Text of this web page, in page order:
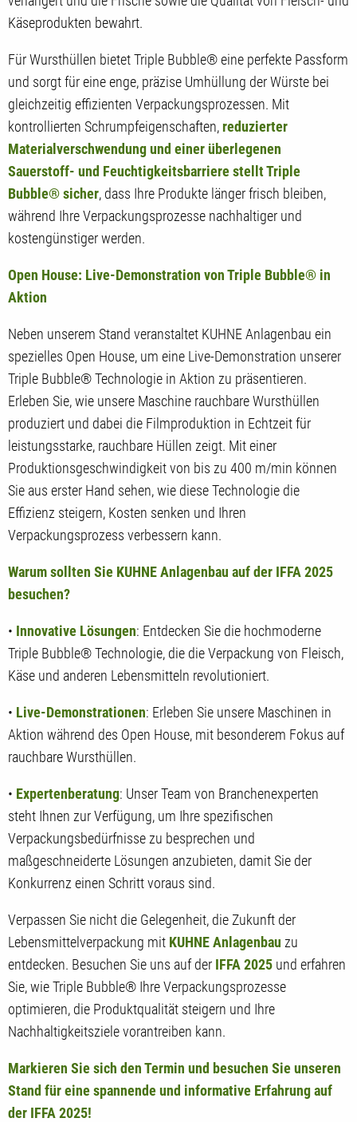
Käseprodukten bewahrt.
Für Wursthüllen bietet Triple Bubble® eine perfekte Passform
und sorgt für eine enge, präzise Umhüllung der Würste bei
gleichzeitig effizienten Verpackungsprozessen. Mit
kontrollierten Schrumpfeigenschaften,reduzierter
Materialverschwendung und einer überlegenen
Sauerstoff- und Feuchtigkeitsbarriere stellt Triple
Bubble® sicher, dass Ihre Produkte länger frisch bleiben,
während Ihre Verpackungsprozesse nachhaltiger und
kostengünstiger werden.
Open House: Live-Demonstration von Triple Bubble® in
Aktion
Neben unserem Stand veranstaltet KUHNE Anlagenbau ein
spezielles Open House, um eine Live-Demonstration unserer
Triple Bubble® Technologie in Aktion zu präsentieren.
Erleben Sie, wie unsere Maschine rauchbare Wursthüllen
produziert und dabei die Filmproduktion in Echtzeit für
leistungsstarke, rauchbare Hüllen zeigt. Mit einer
Produktionsgeschwindigkeit von bis zu 400 m/min können
Sie aus erster Hand sehen, wie diese Technologie die
Effizienz steigern, Kosten senken und Ihren
Verpackungsprozess verbessern kann.
Warum sollten Sie KUHNE Anlagenbau auf der IFFA 2025
besuchen?
• Innovative Lösungen: Entdecken Sie die hochmoderne
Triple Bubble® Technologie, die die Verpackung von Fleisch,
Käse und anderen Lebensmitteln revolutioniert.
• Live-Demonstrationen: Erleben Sie unsere Maschinen in
Aktion während des Open House, mit besonderem Fokus auf
rauchbare Wursthüllen.
• Expertenberatung: Unser Team von Branchenexperten
steht Ihnen zur Verfügung, um Ihre spezifischen
Verpackungsbedürfnisse zu besprechen und
maßgeschneiderte Lösungen anzubieten, damit Sie der
Konkurrenz einen Schritt voraus sind.
Verpassen Sie nicht die Gelegenheit, die Zukunft der
Lebensmittelverpackung mit KUHNE Anlagenbau zu
entdecken. Besuchen Sie uns auf der IFFA 2025 und erfahren
Sie, wie Triple Bubble® Ihre Verpackungsprozesse
optimieren, die Produktqualität steigern und Ihre
Nachhaltigkeitsziele vorantreiben kann.
Markieren Sie sich den Termin und besuchen Sie unseren
Stand für eine spannende und informative Erfahrung auf
der IFFA 2025!